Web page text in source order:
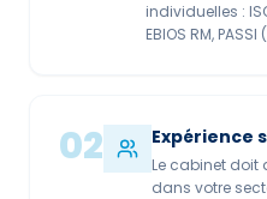
individuelles :
EBIOS RM, PASSI
02 Expérience
Le cabinet doit
dans votre